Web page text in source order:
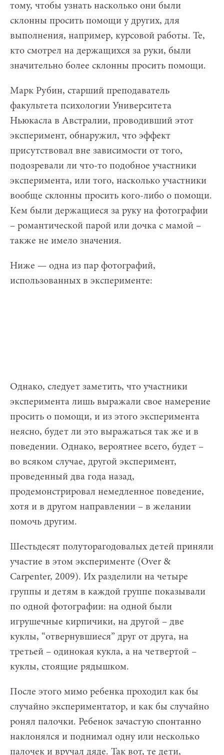
тому, чтобы узнать насколько они были
склонны просить помощи у других, для
выполнения, например, курсовой работы. Те,
кто смотрел на держащихся за руки, были
значительно более склонны просить помощи.
Марк Рубин, старший преподаватель
факультета психологии Университета
Ньюкасла в Австралии, проводивший этот
эксперимент, обнаружил, что эффект
присутствовал вне зависимости от того,
подозревали ли что-то подобное участники
эксперимента, или того, насколько участники
вообще склонны просить кого-либо о помощи.
Кем были держащиеся за руку на фотографии
– романтической парой или дочка с мамой –
также не имело значения.
Ниже — одна из пар фотографий,
использованных в эксперименте:
Однако, следует заметить, что участники
эксперимента лишь выражали свое намерение
просить о помощи, и из этого эксперимента
неясно, будет ли это выражаться так же и в
поведении. Однако, вероятнее всего, будет –
во всяком случае, другой эксперимент,
проведенный два года назад,
продемонстрировал немедленное поведение,
хотя и в другом направлении – в желании
помочь другим.
Шестьдесят полуторагодовалых детей приняли
участие в этом эксперименте (Over &
Carpenter, 2009). Их разделили на четыре
группы и детям в каждой группе показывали
по одной фотографии: на одной были
игрушечные кирпичики, на другой – две
куклы, “отвернувшиеся” друг от друга, на
третьей – одинокая кукла, а на четвертой –
куклы, стоящие рядышком.
После этого мимо ребенка проходил как бы
случайно экспериментатор, и как бы случайно
ронял палочки. Ребенок зачастую спонтанно
наклонялся и поднимал одну или несколько
палочек и вручал дяде. Так вот, те дети,